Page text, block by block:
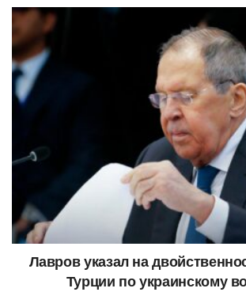
Лавров указал на
Турции по украинскому